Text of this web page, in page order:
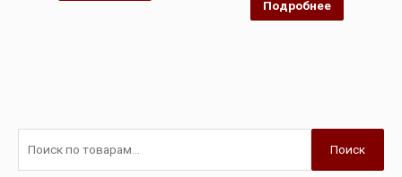
Подробнее
Поиск